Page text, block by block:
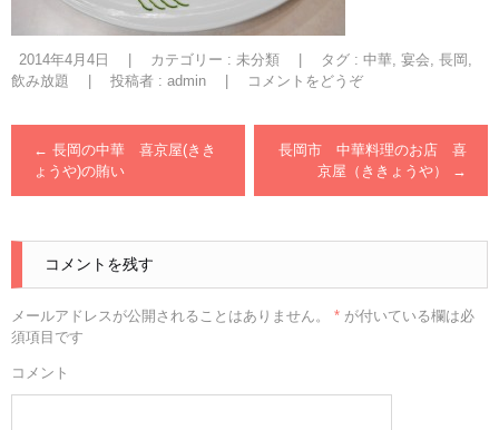
2014年4月4日 カテゴリー : 未分類 タグ : 中華, 宴会, 長岡 ,
飲み放題
投稿者 : admin コメントをどうぞ
← 長岡の中華 喜京屋(きき
ょうや)の賄い
長岡市 中華料理のお店 喜
京屋（ききょうや）
→
コメントを残す
メールアドレスが公開されることはありません。 * が付いている欄は必
須項目です
コメント